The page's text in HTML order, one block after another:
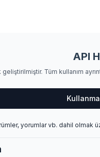
API
Tüm kullanım
yorumlar vb. dahil